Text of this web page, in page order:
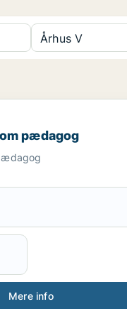
Århus V
pædagog
pædagog
Mere info